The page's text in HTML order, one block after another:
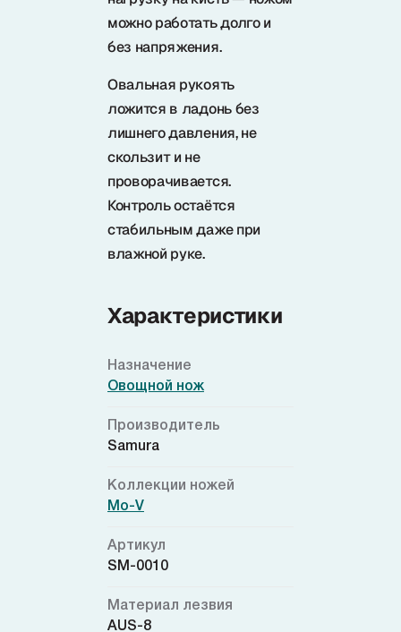
можно работать долго и
без напряжения.
Овальная рукоять
ложится в ладонь без
лишнего давления, не
скользит и не
проворачивается.
Контроль остаётся
стабильным даже при
влажной руке.
Характеристики
Назначение
Овощной нож
Производитель
Samura
Коллекции ножей
Mo-V
Артикул
SM-0010
Материал лезвия
AUS-8